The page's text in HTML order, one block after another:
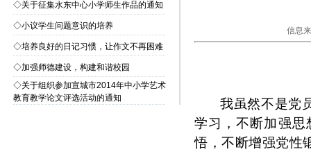
◇关于征集水东中心小学师生作品的通知
◇小议学生问题意识的培养
◇培养良好的日记习惯，让作文不再困难
◇加强师德建设，构建和谐校园
◇关于组织参加宣城市2014年中小学艺术
教育教学论文评选活动的通知
信息
我虽然不是党
学习，不断加强思
悟，不断增强党性